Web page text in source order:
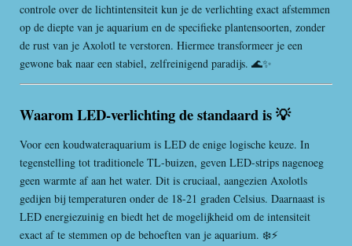
controle over de lichtintensiteit kun je de verlichting exact afstemmen
op de diepte van je aquarium en de specifieke plantensoorten, zonder
de rust van je Axolotl te verstoren. Hiermee transformeer je een
gewone bak naar een stabiel, zelfreinigend paradijs. 🌊✨
Waarom LED-verlichting de standaard is💡
Voor een koudwateraquarium is LED de enige logische keuze. In
tegenstelling tot traditionele TL-buizen, geven LED-strips nagenoeg
geen warmte af aan het water. Dit is cruciaal, aangezien Axolotls
gedijen bij temperaturen onder de 18-21 graden Celsius. Daarnaast is
LED energiezuinig en biedt het de mogelijkheid om de intensiteit
exact af te stemmen op de behoeften van je aquarium. ❄️⚡